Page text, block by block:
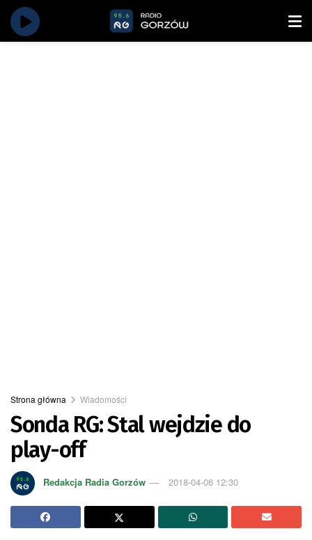
Strona główna Wiadomości
Sonda RG: Stal wejdzie do
play-off
Redakcja Radia Gorzów 2018-04-06 12:30